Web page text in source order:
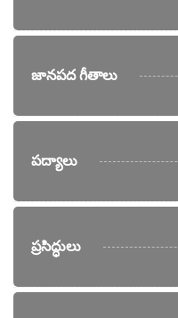
జానపద గీతాలు
పద్యాలు
ప్రసిద్ధులు